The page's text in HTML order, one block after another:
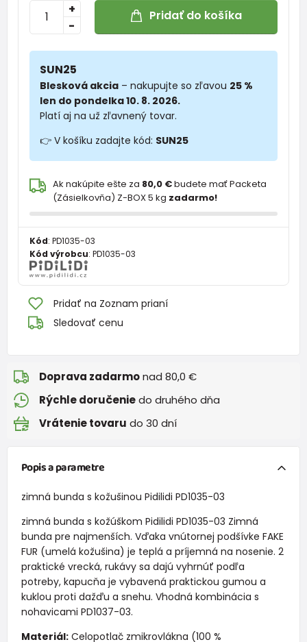
-
+ Pridať do košíka
SUN25
Blesková akcia – nakupujte so zľavou 25 %
len do pondelka 10. 8. 2026.
Platí aj na už zľavnený tovar.
👉 V košíku zadajte kód: SUN25
Ak nakúpite ešte za 80,0 €budete mať Packeta
(Zásielkovňa) Z-BOX 5 kg zadarmo!
Kód: PD1035-03
Kód výrobcu: PD1035-03
Pridať na Zoznam prianí
Sledovať cenu
Doprava zadarmonad 80,0 €
Rýchle doručeniedo druhého dňa
Vrátenie tovaru do 30 dní
Popis a parametre
zimná bunda s kožušinou Pidilidi PD1035-03
zimná bunda s kožúškom Pidilidi PD1035-03 Zimná
bunda pre najmenších. Vďaka vnútornej podšívke FAKE
FUR (umelá kožušina) je teplá a príjemná na nosenie. 2
praktické vrecká, rukávy sa dajú vyhrnúť podľa
potreby, kapucňa je vybavená praktickou gumou a
kuklou proti dažďu a snehu. Vhodná kombinácia s
nohavicami PD1037-03.
Materiál:Celopotlač zmikrovlákna (100 %